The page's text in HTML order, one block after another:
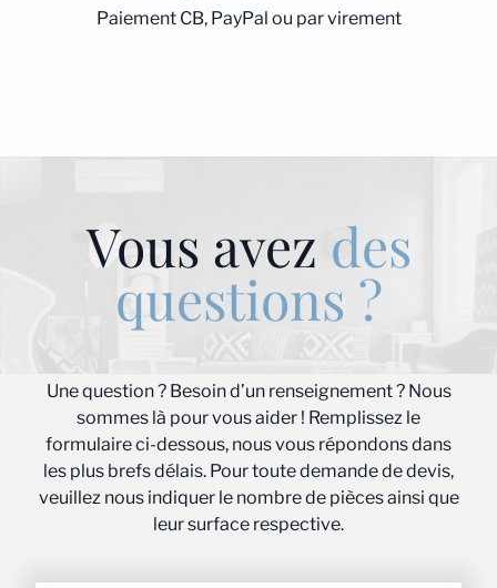
Paiement CB, PayPal ou par virement
Vous avez des
questions ?
Une question ? Besoin d’un renseignement ? Nous
sommes là pour vous aider ! Remplissez le
formulaire ci-dessous, nous vous répondons dans
les plus brefs délais. Pour toute demande de devis,
veuillez nous indiquer le nombre de pièces ainsi que
leur surface respective.